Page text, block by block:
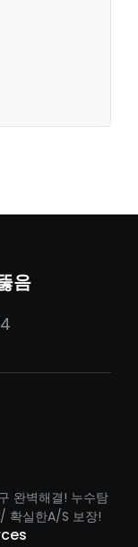
음
완벽해결! 누수탐
확실한A/S 보장!